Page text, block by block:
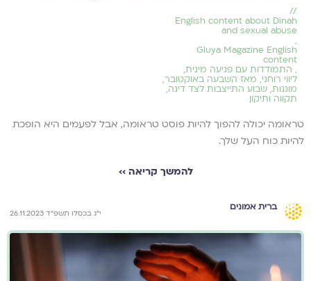
//
English content about Dinah
and sexual abuse
,
Gluya Magazine English
content
, התמודדות עם פגיעה מינית,
ליווי רוחני, מאז השבעה באוקטובר,
מוגנות, שבוע התייצבות לצד דינה,
תקווה ותיקון
טראומה יכולה להפוך להיות פוסט טראומה, אבל לפעמים היא הופכת
להיות כוח העל שלך.
להמשך קריאה ››
ברית אמונים
י״ג בכסלו תשפ״ד 26.11.2023